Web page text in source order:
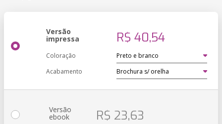
Versão
impressa R$ 40,54
Coloração
Acabamento
Versão
ebook R$ 23,63